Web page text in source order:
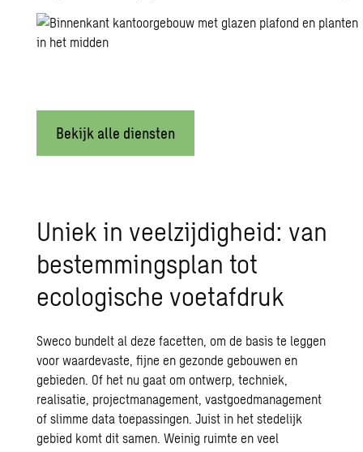
Bekijk alle diensten
Uniek in veelzijdigheid: van
bestemmingsplan tot
ecologische voetafdruk
Sweco bundelt al deze facetten, om de basis te leggen
voor waardevaste, fijne en gezonde gebouwen en
gebieden. Of het nu gaat om ontwerp, techniek,
realisatie, projectmanagement, vastgoedmanagement
of slimme data toepassingen. Juist in het stedelijk
gebied komt dit samen. Weinig ruimte en veel